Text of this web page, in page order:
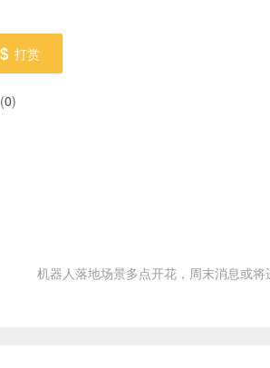
打赏
(0)
机器人落地场景多点开花，周末消息或将